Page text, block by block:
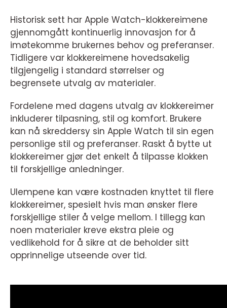
Historisk sett har Apple Watch-klokkereimene
gjennomgått kontinuerlig innovasjon for å
imøtekomme brukernes behov og preferanser.
Tidligere var klokkereimene hovedsakelig
tilgjengelig i standard størrelser og
begrensete utvalg av materialer.
Fordelene med dagens utvalg av klokkereimer
inkluderer tilpasning, stil og komfort. Brukere
kan nå skreddersy sin Apple Watch til sin egen
personlige stil og preferanser. Raskt å bytte ut
klokkereimer gjør det enkelt å tilpasse klokken
til forskjellige anledninger.
Ulempene kan være kostnaden knyttet til flere
klokkereimer, spesielt hvis man ønsker flere
forskjellige stiler å velge mellom. I tillegg kan
noen materialer kreve ekstra pleie og
vedlikehold for å sikre at de beholder sitt
opprinnelige utseende over tid.